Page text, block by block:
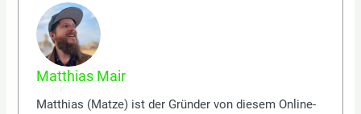
Matthias Mair
Matthias (Matze) ist der Gründer von diesem Online-